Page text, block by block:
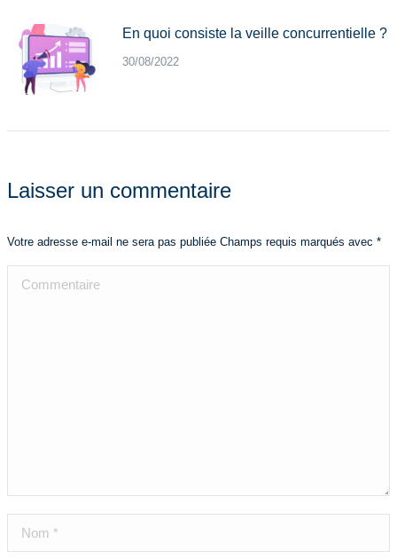
En quoi consiste la veille concurrentielle ?
30/08/2022
Laisser un commentaire
Votre adresse e-mail ne sera pas publiée Champs requis marqués avec *
Commentaire
Nom *